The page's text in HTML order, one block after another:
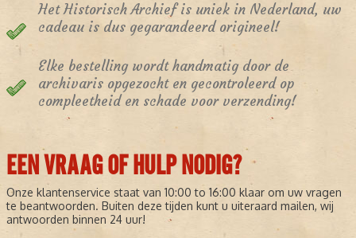
Het Historisch Archief is uniek in Nederland, uw
cadeau is dus gegarandeerd origineel!
Elke bestelling wordt handmatig door de
archivaris opgezocht en gecontroleerd op
compleetheid en schade voor verzending!
EEN VRAAG OF HULP NODIG?
Onze klantenservice staat van 10:00 to 16:00 klaar om uw vragen
te beantwoorden. Buiten deze tijden kunt u uiteraard mailen, wij
antwoorden binnen 24 uur!